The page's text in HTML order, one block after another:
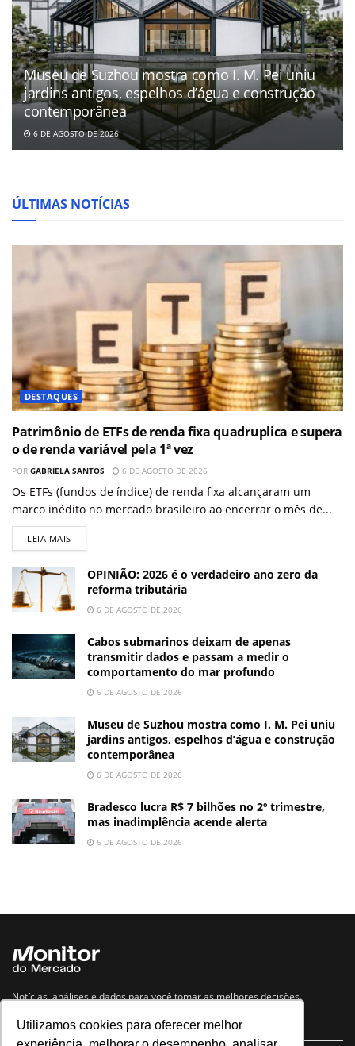
Utilizamos cookies para oferecer melhor
Museu de Suzhou mostra como I. M. Pei uniu
jardins antigos, espelhos d’água e construção
contemporânea
6 DE AGOSTO DE 2026
ÚLTIMAS NOTÍCIAS
DESTAQUES
Patrimônio de ETFs de renda fixa quadruplica e supera
o de renda variável pela 1ª vez
POR GABRIELA SANTOS 6 DE AGOSTO DE 2026
Os ETFs (fundos de índice) de renda fixa alcançaram um
marco inédito no mercado brasileiro ao encerrar o mês de...
LEIA MAIS
OPINIÃO: 2026 é o verdadeiro ano zero da
reforma tributária
6 DE AGOSTO DE 2026
Cabos submarinos deixam de apenas
transmitir dados e passam a medir o
comportamento do mar profundo
6 DE AGOSTO DE 2026
Museu de Suzhou mostra como I. M. Pei uniu
jardins antigos, espelhos d’água e construção
contemporânea
6 DE AGOSTO DE 2026
Bradesco lucra R$ 7 bilhões no 2º trimestre,
mas inadimplência acende alerta
6 DE AGOSTO DE 2026
Notícias, análises e dados para você tomar as melhores decisões.
Navegue no site